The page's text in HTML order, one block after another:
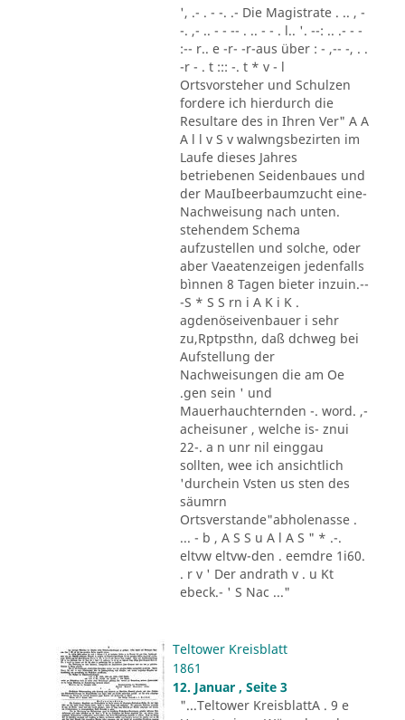
', .- . - -. .- Die Magistrate . .. , -
-. ,- .. - - -- . .. - - . l.. '. --: .. .- - -
:-- r.. e -r- -r-aus über : - ,-- -, . .
-r - . t ::: -. t * v - l
Ortsvorsteher und Schulzen
fordere ich hierdurch die
Resultare des in Ihren Ver" A A
A l l v S v walwngsbezirten im
Laufe dieses Jahres
betriebenen Seidenbaues und
der MauIbeerbaumzucht eine-
Nachweisung nach unten.
stehendem Schema
aufzustellen und solche, oder
aber Vaeatenzeigen jedenfalls
bìnnen 8 Tagen bieter inzuin.--
-S * S S rn i A K i K .
agdenöseivenbauer i sehr
zu,Rptpsthn, daß dchweg bei
Aufstellung der
Nachweisungen die am Oe
.gen sein ' und
Mauerhauchternden -. word. ,-
acheisuner , welche is- znui
22-. a n unr nil einggau
sollten, wee ich ansichtlich
'durchein Vsten us sten des
säumrn
Ortsverstande"abholenasse .
... - b , A S S u A l A S " * .-.
eltvw eltvw-den . eemdre 1i60.
. r v ' Der andrath v . u Kt
ebeck.- ' S Nac ..."
Teltower Kreisblatt
1861
12. Januar , Seite 3
"...Teltower KreisblattA . 9 e